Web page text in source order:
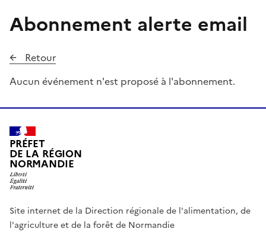
Abonnement alerte email
Retour
Aucun événement n'est proposé à l'abonnement.
PRÉFET
DE LA RÉGION
NORMANDIE
Site internet de la Direction régionale de l'alimentation, de
l'agriculture et de la forêt de Normandie